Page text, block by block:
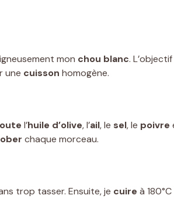
mon chou blanc.
une cuisson homogène.
l’huile d’olive, l’ail, le sel, le poivre
chaque morceau.
trop tasser. Ensuite, je cuire à